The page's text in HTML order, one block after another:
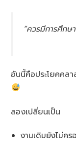
“ควรมีการศึกษ
อันนี้คือประโยคคล
ลองเปลี่ยนเป็น
งานเดิมยังไม่ค